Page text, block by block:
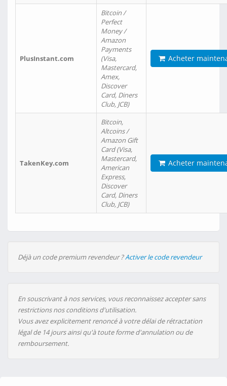
PlusInstant.com
Bitcoin /
Perfect
Money /
Amazon
Payments
(Visa,
Mastercard,
Amex,
Discover
Card, Diners
Club, JCB)
Acheter
TakenKey.com
Bitcoin,
Altcoins /
Amazon Gift
Card (Visa,
Mastercard,
American
Express,
Discover
Card, Diners
Club, JCB)
Acheter
Déjà un code premium revendeur ?Activer le code revendeur
En souscrivant à nos services, vous reconnaissez accepter sans
restrictions nos conditions d'utilisation.
Vous avez explicitement renoncé à votre délai de rétractation
légal de 14 jours ainsi qu'à toute forme d'annulation ou de
remboursement.